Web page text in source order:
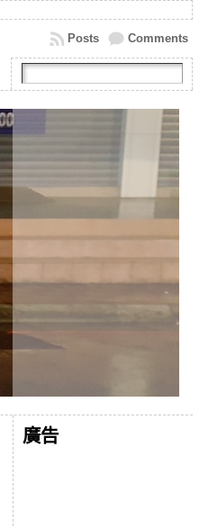
Comments
Posts
廣告